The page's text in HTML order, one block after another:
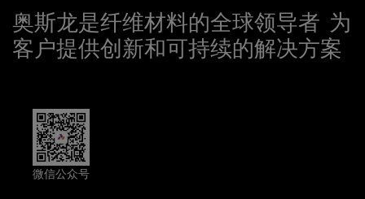
奥斯龙是纤维材料的全球领导者 为
客户提供创新和可持续的解决方案
微信公众号